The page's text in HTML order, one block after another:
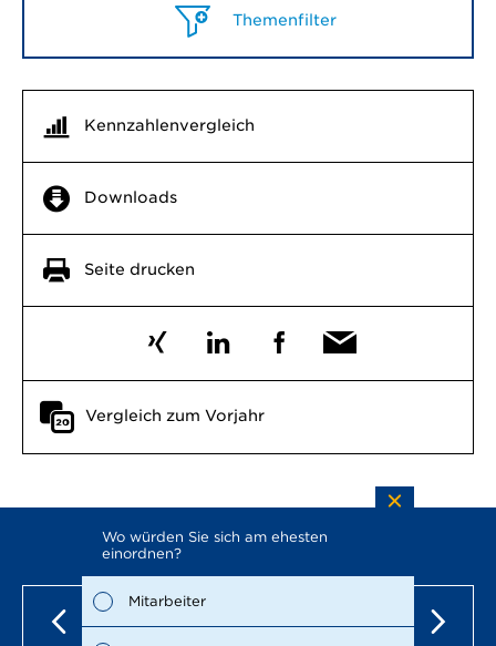
Themenfilter
Kennzahlenvergleich
Downloads
Seite drucken
Vergleich zum Vorjahr
Wo würden Sie sich am ehesten
einordnen?
Mitarbeiter